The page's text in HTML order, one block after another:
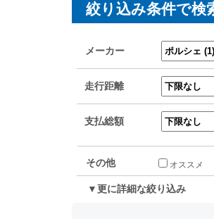
絞り込み条件で検
メーカー
走行距離
支払総額
その他 オススメ
▼更に詳細な絞り込み